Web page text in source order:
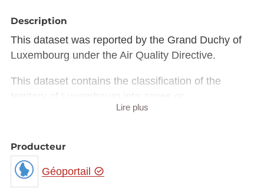
Description
This dataset was reported by the Grand Duchy of
Luxembourg under the Air Quality Directive.
This dataset contains the classification of the
agglomerations reflecting the population density
Article 6
Zones and agglomerations
Lire plus
Producteur
Géoportail